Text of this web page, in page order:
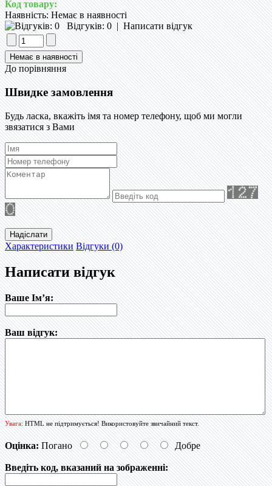
Код товару:
Наявність:Немає в наявності
Відгуків: 0|Написати відгук
До порівняння
Швидке замовлення
Будь ласка, вкажіть імя та номер телефону, щоб ми могли
звязатися з Вами
Надіслати
Характеристики Відгуки (0)
Написати відгук
Ваше Ім’я:
Ваш відгук:
Увага:HTML не підтримується! Використовуйте звичайний текст.
Оцінка: Погано Добре
Введіть код, вказаний на зображенні: